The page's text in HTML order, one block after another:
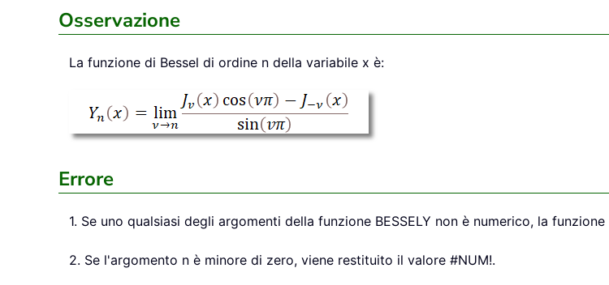
Osservazione
La funzione di Bessel di ordine n della variabile x è:
Errore
1. Se uno qualsiasi degli argomenti della funzione BESSELY non è numerico, la
2. Se l'argomento n è minore di zero, viene restituito il valore #NUM!.